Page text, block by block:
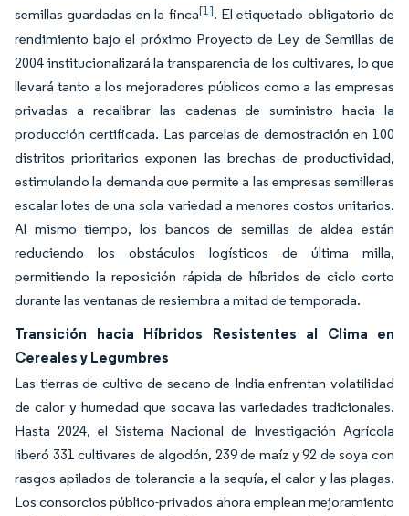
semillas guardadas en la finca[1]. El etiquetado obligatorio de
rendimiento bajo el próximo Proyecto de Ley de Semillas de
2004 institucionalizará la transparencia de los cultivares, lo que
llevará tanto a los mejoradores públicos como a las empresas
privadas a recalibrar las cadenas de suministro hacia la
producción certificada. Las parcelas de demostración en 100
distritos prioritarios exponen las brechas de productividad,
estimulando la demanda que permite a las empresas semilleras
escalar lotes de una sola variedad a menores costos unitarios.
Al mismo tiempo, los bancos de semillas de aldea están
reduciendo los obstáculos logísticos de última milla,
permitiendo la reposición rápida de híbridos de ciclo corto
durante las ventanas de resiembra a mitad de temporada.
Transición hacia Híbridos Resistentes al Clima en
Cereales y Legumbres
Las tierras de cultivo de secano de India enfrentan volatilidad
de calor y humedad que socava las variedades tradicionales.
Hasta 2024, el Sistema Nacional de Investigación Agrícola
liberó 331 cultivares de algodón, 239 de maíz y 92 de soya con
rasgos apilados de tolerancia a la sequía, el calor y las plagas.
Los consorcios público-privados ahora emplean mejoramiento